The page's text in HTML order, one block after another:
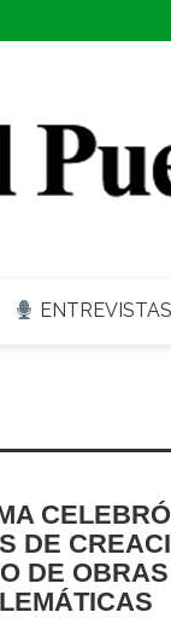
ENTREVISTAS
DE
DE OBRAS